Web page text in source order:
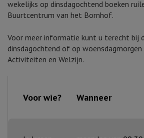
wekelijks op dinsdagochtend boeken
Buurtcentrum van het Bornhof.
Voor meer informatie kunt u terecht bij
dinsdagochtend of op
Activiteiten en Welzijn.
Voor wie? Wanneer